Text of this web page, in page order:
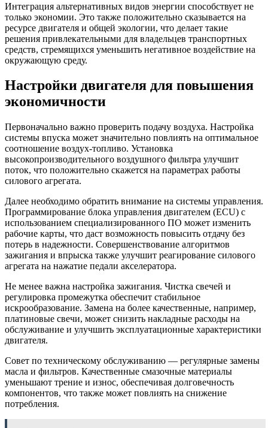
Интеграция альтернативных видов энергии способствует не
только экономии. Это также положительно сказывается на
ресурсе двигателя и общей экологии, что делает такие
решения привлекательными для владельцев транспортных
средств, стремящихся уменьшить негативное воздействие на
окружающую среду.
Настройки двигателя для повышения
экономичности
Первоначально важно проверить подачу воздуха. Настройка
системы впуска может значительно повлиять на оптимальное
соотношение воздух-топливо. Установка
высокопроизводительного воздушного фильтра улучшит
поток, что положительно скажется на параметрах работы
силового агрегата.
Далее необходимо обратить внимание на системы управления.
Программирование блока управления двигателем (ECU) с
использованием специализированного ПО может изменить
рабочие карты, что даст возможность повысить отдачу без
потерь в надежности. Совершенствование алгоритмов
зажигания и впрыска также улучшит реагирование силового
агрегата на нажатие педали акселератора.
Не менее важна настройка зажигания. Чистка свечей и
регулировка промежутка обеспечит стабильное
искрообразование. Замена на более качественные, например,
платиновые свечи, может снизить накладные расходы на
обслуживание и улучшить эксплуатационные характеристики
двигателя.
Совет по техническому обслуживанию — регулярные замены
масла и фильтров. Качественные смазочные материалы
уменьшают трение и износ, обеспечивая долговечность
компонентов, что также может повлиять на снижение
потребления.